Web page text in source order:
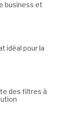
business et
idéal pour la
des filtres à